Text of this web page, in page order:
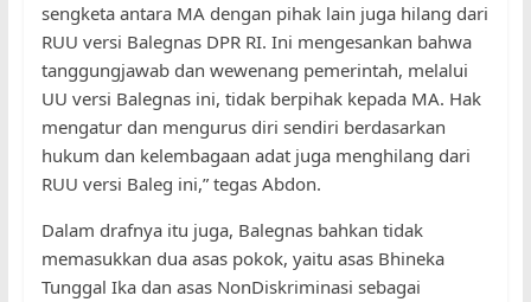
sengketa antara MA dengan pihak lain juga hilang dari
RUU versi Balegnas DPR RI. Ini mengesankan bahwa
tanggungjawab dan wewenang pemerintah, melalui
UU versi Balegnas ini, tidak berpihak kepada MA. Hak
mengatur dan mengurus diri sendiri berdasarkan
hukum dan kelembagaan adat juga menghilang dari
RUU versi Baleg ini,” tegas Abdon.
Dalam drafnya itu juga, Balegnas bahkan tidak
memasukkan dua asas pokok, yaitu asas Bhineka
Tunggal Ika dan asas NonDiskriminasi sebagai